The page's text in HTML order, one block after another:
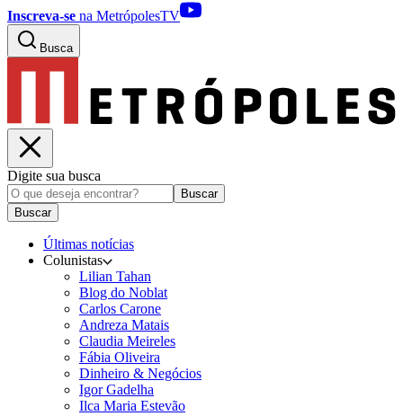
Inscreva-se na MetrópolesTV
Busca
Digite sua busca
Buscar
Buscar
Últimas notícias
Colunistas
Lilian Tahan
Blog do Noblat
Carlos Carone
Andreza Matais
Claudia Meireles
Fábia Oliveira
Dinheiro & Negócios
Igor Gadelha
Ilca Maria Estevão